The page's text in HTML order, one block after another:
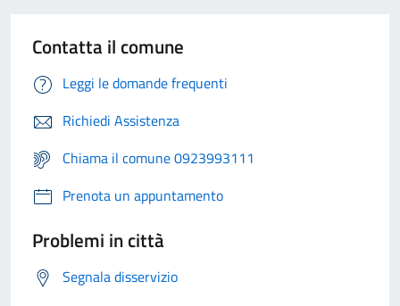
Contatta il comune
Leggi le domande frequenti
Richiedi Assistenza
Chiama il comune 0923993111
Prenota un appuntamento
Problemi in città
Segnala disservizio